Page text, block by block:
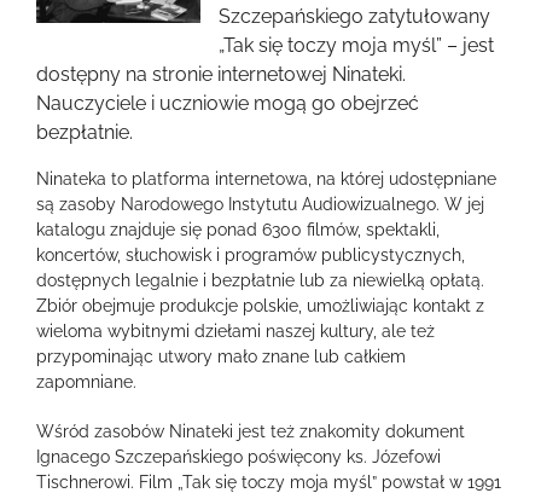
Szczepańskiego zatytułowany
„Tak się toczy moja myśl” – jest
dostępny na stronie internetowej Ninateki.
Nauczyciele i uczniowie mogą go obejrzeć
bezpłatnie.
Ninateka to platforma internetowa, na której udostępniane
są zasoby Narodowego Instytutu Audiowizualnego. W jej
katalogu znajduje się ponad 6300 filmów, spektakli,
koncertów, słuchowisk i programów publicystycznych,
dostępnych legalnie i bezpłatnie lub za niewielką opłatą.
Zbiór obejmuje produkcje polskie, umożliwiając kontakt z
wieloma wybitnymi dziełami naszej kultury, ale też
przypominając utwory mało znane lub całkiem
zapomniane.
Wśród zasobów Ninateki jest też znakomity dokument
Ignacego Szczepańskiego poświęcony ks. Józefowi
Tischnerowi. Film „Tak się toczy moja myśl” powstał w 1991